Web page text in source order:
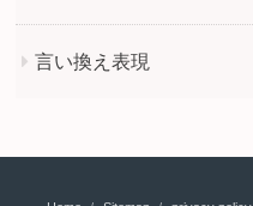
言い換え表現